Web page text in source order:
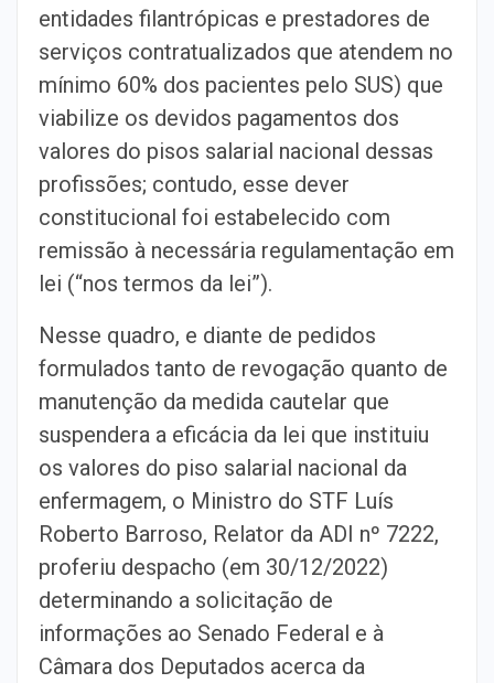
entidades filantrópicas e prestadores de
serviços contratualizados que atendem no
mínimo 60% dos pacientes pelo SUS) que
viabilize os devidos pagamentos dos
valores do pisos salarial nacional dessas
profissões; contudo, esse dever
constitucional foi estabelecido com
remissão à necessária regulamentação em
lei (“nos termos da lei”).
Nesse quadro, e diante de pedidos
formulados tanto de revogação quanto de
manutenção da medida cautelar que
suspendera a eficácia da lei que instituiu
os valores do piso salarial nacional da
enfermagem, o Ministro do STF Luís
Roberto Barroso, Relator da ADI nº 7222,
proferiu despacho (em 30/12/2022)
determinando a solicitação de
informações ao Senado Federal e à
Câmara dos Deputados acerca da